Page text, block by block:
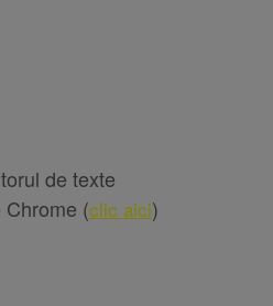
de texte
(clic aici)